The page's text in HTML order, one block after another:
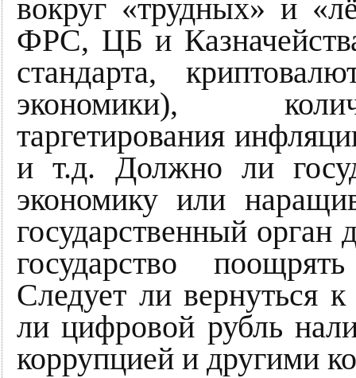
вокруг «трудных» и
ФРС, ЦБ и
стандарта,
экономики),
таргетирования
и т.д. Должно ли
экономику или
государственный
государство
Следует ли вернуться
ли цифровой рубль
коррупцией и другими